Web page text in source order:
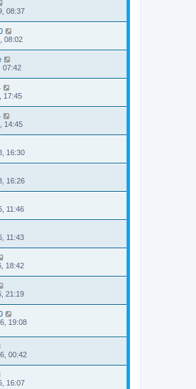
08:37
08:02
07:42
17:45
14:45
16:30
16:26
11:46
11:43
18:42
21:19
19:08
00:42
16:07